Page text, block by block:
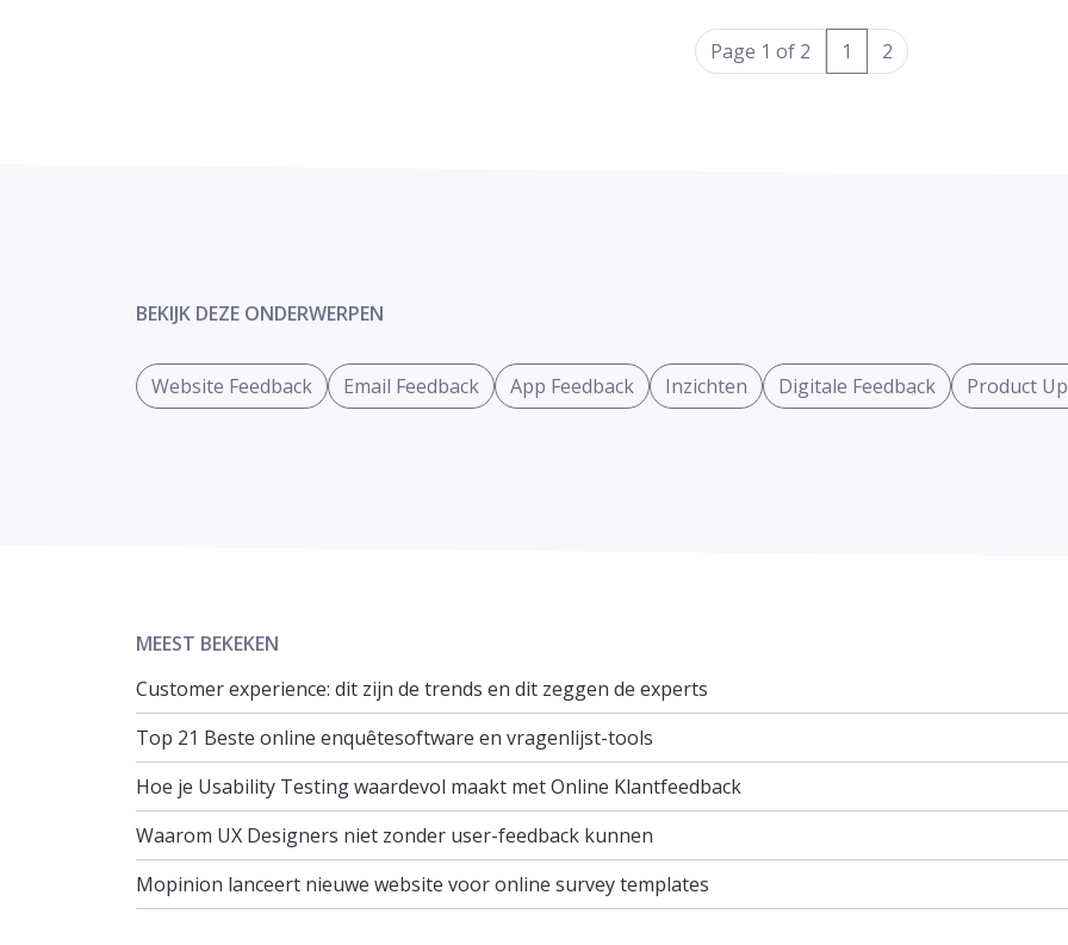
Page 1 of 2 1 (current)
2
BEKIJK DEZE ONDERWERPEN
Website Feedback Email Feedback App Feedback Inzichten Digitale Feedback Product
MEEST BEKEKEN
Customer experience: dit zijn de trends en dit zeggen de experts
Top 21 Beste online enquêtesoftware en vragenlijst-tools
Hoe je Usability Testing waardevol maakt met Online Klantfeedback
Waarom UX Designers niet zonder user-feedback kunnen
Mopinion lanceert nieuwe website voor online survey templates